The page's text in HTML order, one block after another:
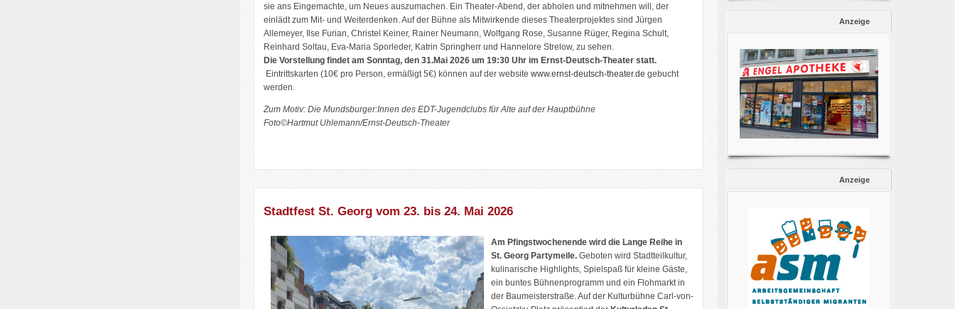
sie ans Eingemachte, um Neues auszumachen. Ein Theater-Abend, der abholen und mitnehmen will, der
einlädt zum Mit- und Weiterdenken. Auf der Bühne als Mitwirkende dieses Theaterprojektes sind Jürgen
Allemeyer, Ilse Furian, Christel Keiner, Rainer Neumann, Wolfgang Rose, Susanne Rüger, Regina Schult,
Reinhard Soltau, Eva-Maria Sporleder, Katrin Springherr und Hannelore Strelow, zu sehen.
Die Vorstellung findet am Sonntag, den 31.Mai 2026 um 19:30 Uhr im Ernst-Deutsch-Theater statt.
Eintrittskarten (10€ pro Person, ermäßigt 5€) können auf der website www.ernst-deutsch-theater.de gebucht
werden.
Zum Motiv: Die Mundsburger:Innen des EDT-Jugendclubs für Alte auf der Hauptbühne
Foto©Hartmut Uhlemann/Ernst-Deutsch-Theater
Stadtfest St. Georg vom 23. bis 24. Mai 2026
Am Pfingstwochenende wird die Lange Reihe in
St. Georg Partymeile.Geboten wird Stadtteilkultur,
kulinarische Highlights, Spielspaß für kleine Gäste,
ein buntes Bühnenprogramm und ein Flohmarkt in
der Baumeisterstraße. Auf der Kulturbühne Carl-von-
Anzeige
Anzeige